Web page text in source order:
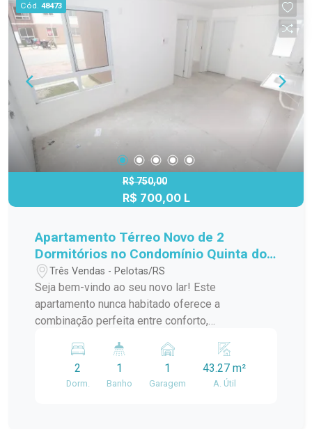
Cód. 48473
R$ 750,00
R$ 700,00 L
Apartamento Térreo Novo de 2
Dormitórios no Condomínio Quinta do
Oleiro - Conforto, Estrutura e
Localização Estratégica
Três Vendas - Pelotas/RS
Seja bem-vindo ao seu novo lar! Este
apartamento nunca habitado oferece a
combinação perfeita entre conforto,
na Av. Ildefonso Simões Lopes, no Condomínio
Quinta do Oleiro, o imóvel está próximo ao
Campus CAVG, Bairro Liberdade, SEST SENAT e
2
Dorm.
1
Banho
1
Garagem
43.27 m²
A. Útil